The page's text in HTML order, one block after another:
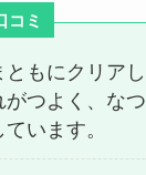
コミ
ともにクリア
がつよく、な
います。